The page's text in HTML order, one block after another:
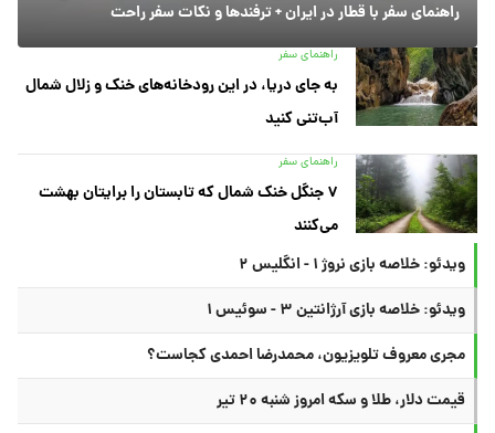
راهنمای سفر با قطار در ایران + ترفندها و نکات سفر راحت
راهنمای سفر
به جای دریا، در این رودخانه‌های خنک و زلال شمال
آب‌تنی کنید
راهنمای سفر
۷ جنگل خنک شمال که تابستان را برایتان بهشت
می‌کنند
ویدئو: خلاصه بازی نروژ ۱ - انگلیس ۲
ویدئو: خلاصه بازی آرژانتین ۳ - سوئیس ۱
مجری معروف تلویزیون، محمدرضا احمدی کجاست؟
قیمت دلار، طلا و سکه امروز شنبه ۲۰ تیر